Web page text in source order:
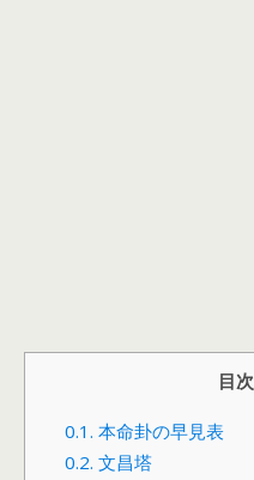
目次
0.1. 本命卦の早見表
0.2. 文昌塔